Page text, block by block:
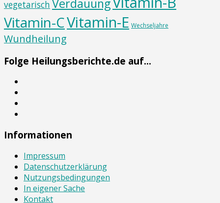
vegetarisch Verdauung
Vitamin-CVitamin-E Wechseljahre
Wundheilung
Folge Heilungsberichte.de auf...
Informationen
Impressum
Datenschutzerklärung
Nutzungsbedingungen
In eigener Sache
Kontakt